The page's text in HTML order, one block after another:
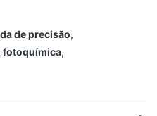
de precisão,
fotoquímica,